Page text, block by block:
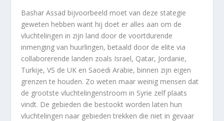
Bashar Assad bijvoorbeeld moet van deze stategie
geweten hebben want hij doet er alles aan om de
vluchtelingen in zijn land door de voortdurende
inmenging van huurlingen, betaald door de elite via
collaborerende landen zoals Israel, Qatar, Jordanie,
Turkije, VS de UK en Saoedi Arabie, binnen zijn eigen
grenzen te houden. Zo weten maar weinig mensen dat
de grootste vluchtelingenstroom in Syrie zelf plaats
vindt. De gebieden die bestookt worden laten hun
vluchtelingen naar gebieden trekken die niet in gevaar